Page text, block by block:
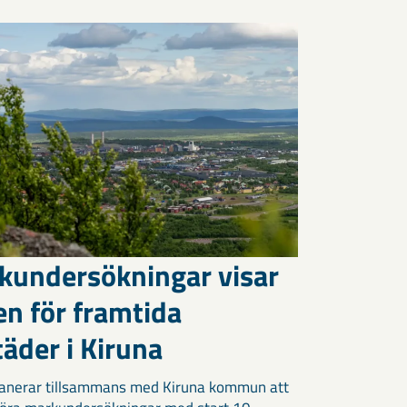
visar
för framtida
i Kiruna
tillsammans med Kiruna kommun att